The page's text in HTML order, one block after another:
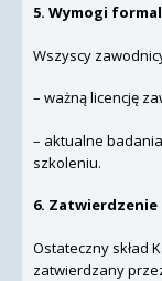
5. Wymogi
Wszyscy
– ważną licencję
– aktualne
szkoleniu.
6. Zatwierdzenie
Ostateczny skład
zatwierdzany